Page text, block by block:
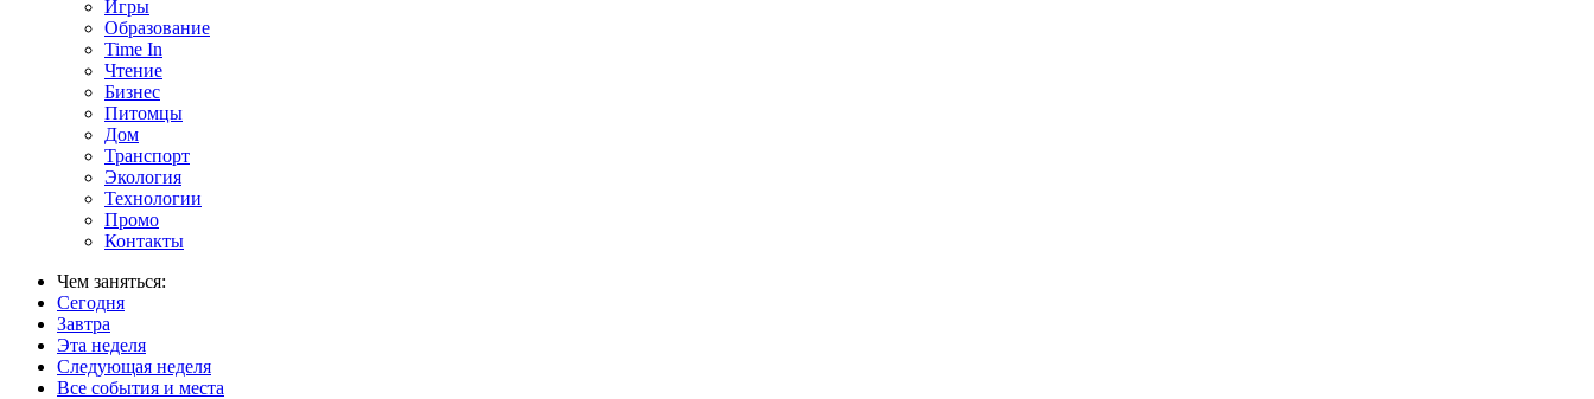
Игры
Образование
Time In
Чтение
Бизнес
Питомцы
Дом
Транспорт
Экология
Технологии
Промо
Контакты
Чем заняться:
Сегодня
Завтра
Эта неделя
Следующая неделя
Все события и места